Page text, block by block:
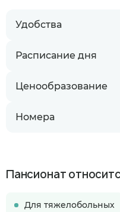
Удобства
Расписание дня
Ценообразование
Номера
Пансионат
Для тяжелобольных